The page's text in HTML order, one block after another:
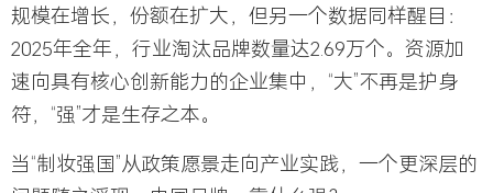
规模在增长，份额在扩大，但另一个数据同样醒目：
2025年全年，行业淘汰品牌数量达2.69万个。资源加
速向具有核心创新能力的企业集中，“大”不再是护身
符，“强”才是生存之本。
当“制妆强国”从政策愿景走向产业实践，一个更深层的